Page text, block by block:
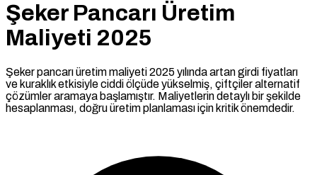
Şeker Pancarı Üretim
Maliyeti 2025
Şeker pancarı üretim maliyeti 2025 yılında artan girdi fiyatları
ve kuraklık etkisiyle ciddi ölçüde yükselmiş, çiftçiler alternatif
çözümler aramaya başlamıştır. Maliyetlerin detaylı bir şekilde
hesaplanması, doğru üretim planlaması için kritik önemdedir.